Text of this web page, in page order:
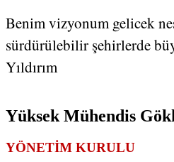
Benim vizyonum gelicek
sürdürülebilir şehirlerde
Yıldırım
Yüksek Mühendis
YÖNETİM KURULU